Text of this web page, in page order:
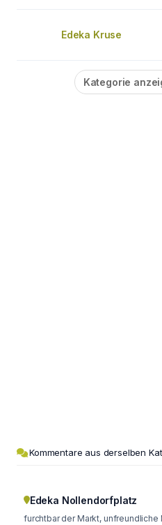
Edeka Kruse
Kategorie
Kommentare aus derselben
Edeka Nollendorfplatz
furchtbar der Markt, unfreundliche Mitarbeiter vor allem der eine mit